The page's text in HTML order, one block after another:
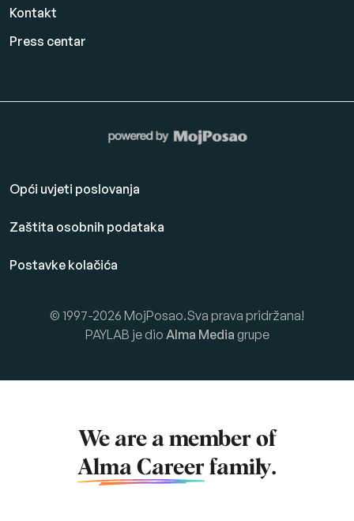
Kontakt
Press centar
Opći uvjeti poslovanja
Zaštita osobnih podataka
Postavke kolačića
© 1997-2026 MojPosao.Sva prava pridržana!
PAYLAB je dio Alma Media grupe
We are a member of
Alma Career family.